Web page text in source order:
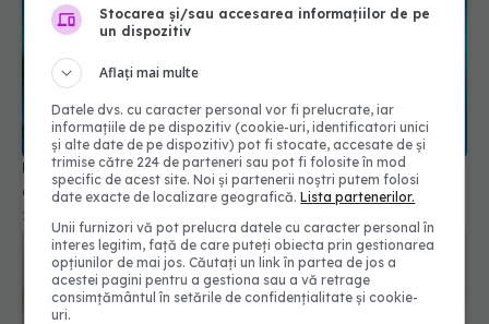
Un vaccin împotriva gonoreei va fi disponibil în
curând. Cine va fi vaccinat
29 mai 2025, 19:09
Stocarea și/sau accesarea informațiilor de pe
un dispozitiv
Aflați mai multe
Datele dvs. cu caracter personal vor fi prelucrate, iar
informațiile de pe dispozitiv (cookie-uri, identificatori unici
și alte date de pe dispozitiv) pot fi stocate, accesate de și
trimise către 224 de parteneri sau pot fi folosite în mod
specific de acest site. Noi și partenerii noștri putem folosi
date exacte de localizare geografică.Lista partenerilor.
Unii furnizori vă pot prelucra datele cu caracter personal în
interes legitim, față de care puteți obiecta prin gestionarea
opțiunilor de mai jos. Căutați un link în partea de jos a
acestei pagini pentru a gestiona sau a vă retrage
consimțământul în setările de confidențialitate și cookie-
uri.